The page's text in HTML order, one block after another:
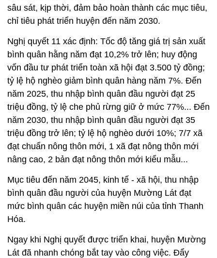
sâu sát, kịp thời, đảm bảo hoàn thành các mục tiêu,
chỉ tiêu phát triển huyện đến năm 2030.
Nghị quyết 11 xác định: Tốc độ tăng giá trị sản xuất
bình quân hằng năm đạt 10,2% trở lên; huy động
vốn đầu tư phát triển toàn xã hội đạt 3.500 tỷ đồng;
tỷ lệ hộ nghèo giảm bình quân hàng năm 7%. Đến
năm 2025, thu nhập bình quân đầu người đạt 25
triệu đồng, tỷ lệ che phủ rừng giữ ở mức 77%... Đến
năm 2030, thu nhập bình quân đầu người đạt 35
triệu đồng trở lên; tỷ lệ hộ nghèo dưới 10%; 7/7 xã
đạt chuẩn nông thôn mới, 1 xã đạt nông thôn mới
nâng cao, 2 bản đạt nông thôn mới kiểu mẫu...
Mục tiêu đến năm 2045, kinh tế - xã hội, thu nhập
bình quân đầu người của huyện Mường Lát đạt
mức bình quân các huyện miền núi của tỉnh Thanh
Hóa.
Ngay khi Nghị quyết được triển khai, huyện Mường
Lát đã nhanh chóng bắt tay vào công việc. Đẩy